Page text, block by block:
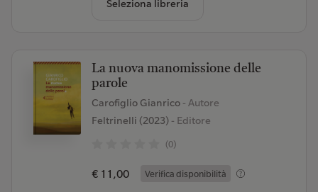
Seleziona libreria
La nuova manomissione delle
parole
Carofiglio Gianrico - Autore
Feltrinelli (2023)- Editore
(0)
€ 11,00 Verifica disponibilità